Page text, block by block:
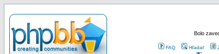
Bolo
FAQ Hľadať